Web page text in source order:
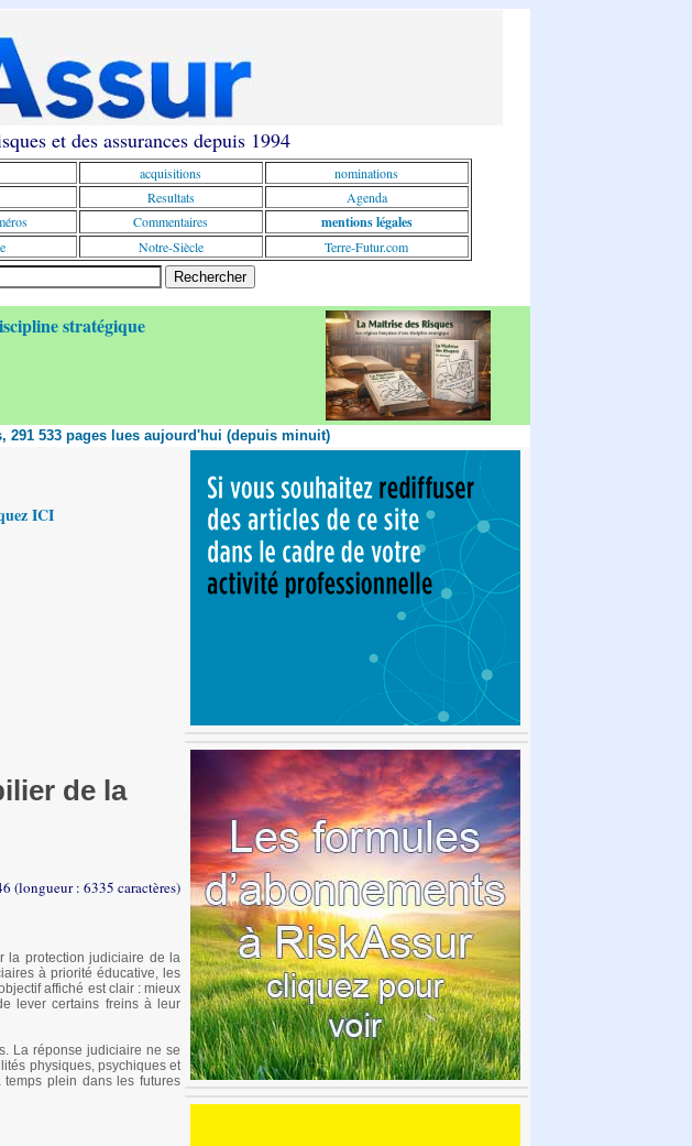
et des assurances depuis 1994
acquisitions
nominations
Resultats
Agenda
Commentaires mentions légales
Notre-Siècle Terre-Futur.com
stratégique
291 533 pages lues aujourd'hui (depuis minuit)
ICI
de la
(longueur : 6335 caractères)
la protection judiciaire de la
à priorité éducative, les
affiché est clair : mieux
lever certains freins à leur
La réponse judiciaire ne se
physiques, psychiques et
plein dans les futures